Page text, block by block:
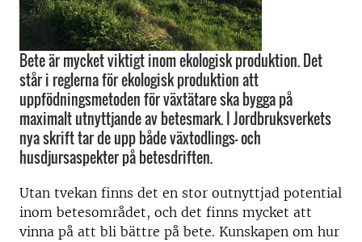
Bete är mycket viktigt inom ekologisk produktion. Det
står i reglerna för ekologisk produktion att
uppfödningsmetoden för växtätare ska bygga på
maximalt utnyttjande av betesmark. I Jordbruksverkets
nya skrift tar de upp både växtodlings- och
husdjursaspekter på betesdriften.
Utan tvekan finns det en stor outnyttjad potential
inom betesområdet, och det finns mycket att
vinna på att bli bättre på bete. Kunskapen om hur